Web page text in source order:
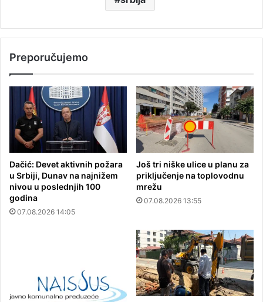
Preporučujemo
Dačić: Devet aktivnih požara
u Srbiji, Dunav na najnižem
nivou u poslednjih 100
godina
07.08.2026 14:05
Još tri niške ulice u planu za
priključenje na toplovodnu
mrežu
07.08.2026 13:55